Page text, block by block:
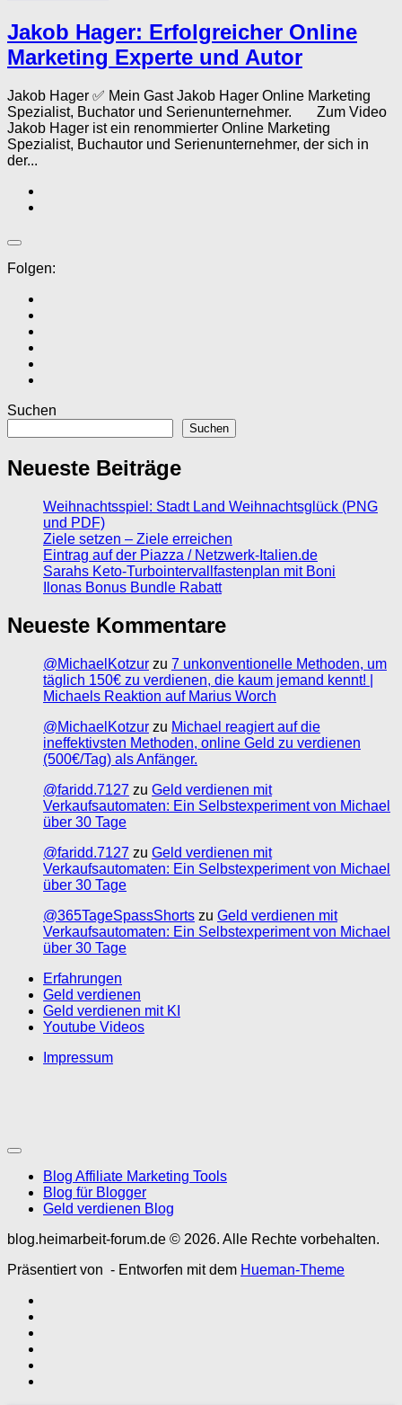
Jakob Hager: Erfolgreicher Online
Marketing Experte und Autor
Jakob Hager ✅ Mein Gast Jakob Hager Online Marketing
Spezialist, Buchator und Serienunternehmer. Zum Video
Jakob Hager ist ein renommierter Online Marketing
Spezialist, Buchautor und Serienunternehmer, der sich in
der...
Folgen:
Suchen
Suchen
Neueste Beiträge
Weihnachtsspiel: Stadt Land Weihnachtsglück (PNG
und PDF)
Ziele setzen – Ziele erreichen
Eintrag auf der Piazza / Netzwerk-Italien.de
Sarahs Keto-Turbointervallfastenplan mit Boni
Ilonas Bonus Bundle Rabatt
Neueste Kommentare
@MichaelKotzur zu 7 unkonventionelle Methoden, um
täglich 150€ zu verdienen, die kaum jemand kennt! |
Michaels Reaktion auf Marius Worch
@MichaelKotzur zu Michael reagiert auf die
ineffektivsten Methoden, online Geld zu verdienen
(500€/Tag) als Anfänger.
@faridd.7127 zu Geld verdienen mit
Verkaufsautomaten: Ein Selbstexperiment von Michael
über 30 Tage
@faridd.7127 zu Geld verdienen mit
Verkaufsautomaten: Ein Selbstexperiment von Michael
über 30 Tage
@365TageSpassShorts zu Geld verdienen mit
Verkaufsautomaten: Ein Selbstexperiment von Michael
über 30 Tage
Erfahrungen
Geld verdienen
Geld verdienen mit KI
Youtube Videos
Impressum
Blog Affiliate Marketing Tools
Blog für Blogger
Geld verdienen Blog
blog.heimarbeit-forum.de © 2026. Alle Rechte vorbehalten.
Präsentiert von - Entworfen mit dem Hueman-Theme